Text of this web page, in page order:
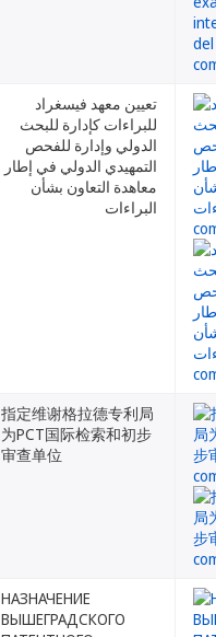
تعيين معهد فيسغراد
للبراءات كإدارة للبحث
الدولي وإدارة للفحص
التمهيدي الدولي في إطار
معاهدة التعاون بشأن
البراءات
指定维谢格拉德专利局
为PCT国际检索和初步
审查单位
НАЗНАЧЕНИЕ
ВЫШЕГРАДСКОГО